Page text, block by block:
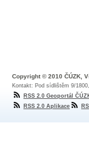
Copyright © 2010 ČÚZK,
Kontakt: Pod sídlištěm 9/
RSS 2.0 Geoportál
RSS 2.0 Aplikace